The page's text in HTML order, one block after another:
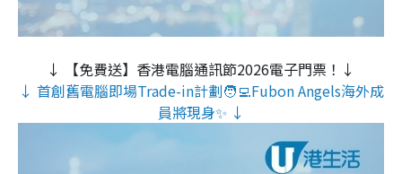
↓ 【免費送】香港電腦通訊節2026電子門票！↓
↓ 首創舊電腦即場Trade-in計劃🧑‍💻Fubon Angels海外成
員將現身✨ ↓